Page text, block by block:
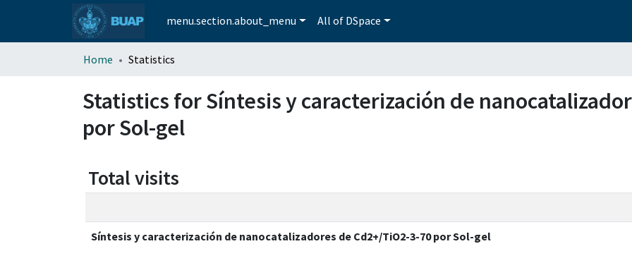
menu.section.about_menu All of DSpace
Home Statistics
Statistics for Síntesis y caracterización de
por Sol-gel
Total visits
Síntesis y caracterización de nanocatalizadores de Cd2+/TiO2-3-70 por Sol-gel